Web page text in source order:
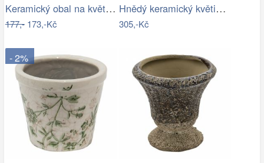
Keramický obal na květináč s růžemi…
177,-173,-Kč
Hnědý keramický květináč s patinou v…
305,-Kč
- 2%